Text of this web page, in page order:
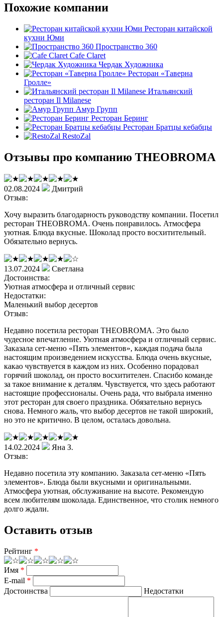
Похожие компании
Ресторан китайской
кухни Юми
Пространство 360
Cafe Claret
Чердак Художника
Ресторан «Таверна
Гролле»
Итальянский
ресторан Il Milanese
Амур Групп
Ресторан Беринг
Ресторан Братцы кебабцы
RestoZal
Отзывы про компанию THEOBROMA
02.08.2024
Дмитрий
Отзыв:
Хочу выразить благодарность руководству компании. Посетил
ресторан THEOBROMA. Очень понравилось. Атмосфера
уютная. Блюда вкусные. Шоколад просто восхитительный.
Обязательно вернусь.
13.07.2024
Светлана
Достоинства:
Уютная атмосфера и отличный сервис
Недостатки:
Маленький выбор десертов
Отзыв:
Недавно посетила ресторан THEOBROMA. Это было
чудесное впечатление. Уютная атмосфера и отличный сервис.
Заказала сет-меню «Пять элементов», каждая подача была
настоящим произведением искусства. Блюда очень вкусные,
какао чувствуется в каждом из них. Особенно порадовал
горячий шоколад, он просто восхитителен. Спасибо команде
за такое внимание к деталям. Чувствуется, что здесь работают
настоящие профессионалы. Очень рада, что выбрала именно
этот ресторан для своего праздника. Обязательно вернусь
снова. Немного жаль, что выбор десертов не такой широкий,
но это не критично. В целом, осталась довольна.
14.02.2024
Яна З.
Отзыв:
Недавно посетила эту компанию. Заказала сет-меню «Пять
элементов». Блюда были вкусными и оригинальными.
Атмосфера уютная, обслуживание на высоте. Рекомендую
всем любителям шоколада. Единственное, что столик немного
долго ждали.
Оставить отзыв
Рейтинг *
Имя *
E-mail *
Достоинства
Недостатки